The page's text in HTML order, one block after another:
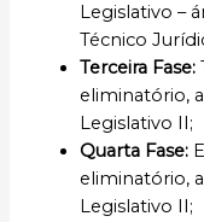
Legislativo –
Técnico
Terceira Fase:
eliminatório,
Legislativo II;
Quarta Fase:
eliminatório,
Legislativo II;